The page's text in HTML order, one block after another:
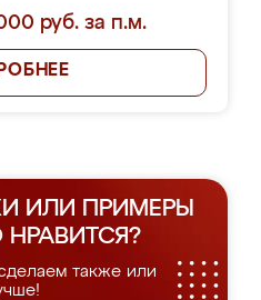
руб. за п.м.
ИЛИ ПРИМЕРЫ
НРАВИТСЯ?
также или